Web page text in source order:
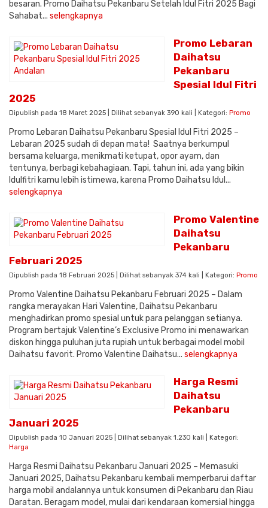
besaran. Promo Daihatsu Pekanbaru Setelah Idul Fitri 2025 Bagi
Sahabat... selengkapnya
Promo Lebaran
Daihatsu
Pekanbaru
Spesial Idul Fitri
2025
Dipublish pada 18 Maret 2025 | Dilihat sebanyak 390 kali | Kategori: Promo
Promo Lebaran Daihatsu Pekanbaru Spesial Idul Fitri 2025 –
Lebaran 2025 sudah di depan mata! Saatnya berkumpul
bersama keluarga, menikmati ketupat, opor ayam, dan
tentunya, berbagi kebahagiaan. Tapi, tahun ini, ada yang bikin
Idulfitri kamu lebih istimewa, karena Promo Daihatsu Idul...
selengkapnya
Promo Valentine
Daihatsu
Pekanbaru
Februari 2025
Dipublish pada 18 Februari 2025 | Dilihat sebanyak 374 kali | Kategori: Promo
Promo Valentine Daihatsu Pekanbaru Februari 2025 – Dalam
rangka merayakan Hari Valentine, Daihatsu Pekanbaru
menghadirkan promo spesial untuk para pelanggan setianya.
Program bertajuk Valentine’s Exclusive Promo ini menawarkan
diskon hingga puluhan juta rupiah untuk berbagai model mobil
Daihatsu favorit. Promo Valentine Daihatsu... selengkapnya
Harga Resmi
Daihatsu
Pekanbaru
Januari 2025
Dipublish pada 10 Januari 2025 | Dilihat sebanyak 1.230 kali | Kategori:
Harga
Harga Resmi Daihatsu Pekanbaru Januari 2025 – Memasuki
Januari 2025, Daihatsu Pekanbaru kembali memperbarui daftar
harga mobil andalannya untuk konsumen di Pekanbaru dan Riau
Daratan. Beragam model, mulai dari kendaraan komersial hingga